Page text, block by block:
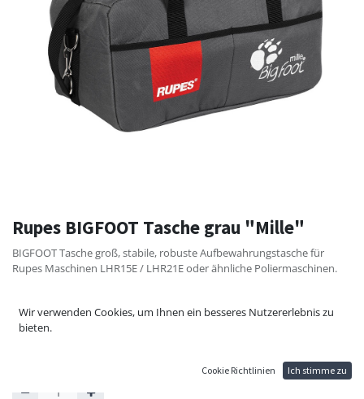
Rupes BIGFOOT Tasche grau "Mille"
BIGFOOT Tasche groß, stabile, robuste Aufbewahrungstasche für
Rupes Maschinen LHR15E / LHR21E oder ähnliche Poliermaschinen.
110,16
Wir verwenden Cookies, um Ihnen ein besseres Nutzererlebnis zu
bieten.
Cookie Richtlinien Ich stimme zu